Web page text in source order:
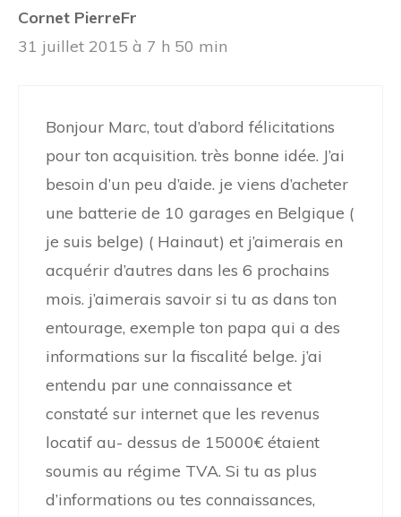
Cornet PierreFr
31 juillet 2015 à 7 h 50 min
Bonjour Marc, tout d’abord félicitations
pour ton acquisition. très bonne idée. J’ai
besoin d’un peu d’aide. je viens d’acheter
une batterie de 10 garages en Belgique (
je suis belge) ( Hainaut) et j’aimerais en
acquérir d’autres dans les 6 prochains
mois. j’aimerais savoir si tu as dans ton
entourage, exemple ton papa qui a des
informations sur la fiscalité belge. j’ai
entendu par une connaissance et
constaté sur internet que les revenus
locatif au- dessus de 15000€ étaient
soumis au régime TVA. Si tu as plus
d’informations ou tes connaissances,